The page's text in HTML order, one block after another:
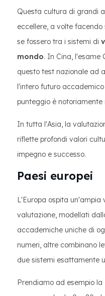
Questa cultura di grandi
eccellere, a volte
se fossero tra i sistemi di
mondo. In Cina, l'esame
questo test nazionale ad
l'intero futuro
punteggio è notoriamente
In tutta l'Asia, la
riflette profondi valori
impegno e successo.
Paesi europei
L'Europa ospita un'ampia
valutazione, modellati
accademiche uniche di
numeri, altre combinano
due sistemi esattamente
Prendiamo ad esempio